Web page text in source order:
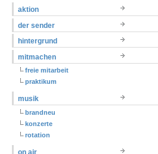
aktion
der sender
hintergrund
mitmachen
freie mitarbeit
praktikum
musik
brandneu
konzerte
rotation
on air